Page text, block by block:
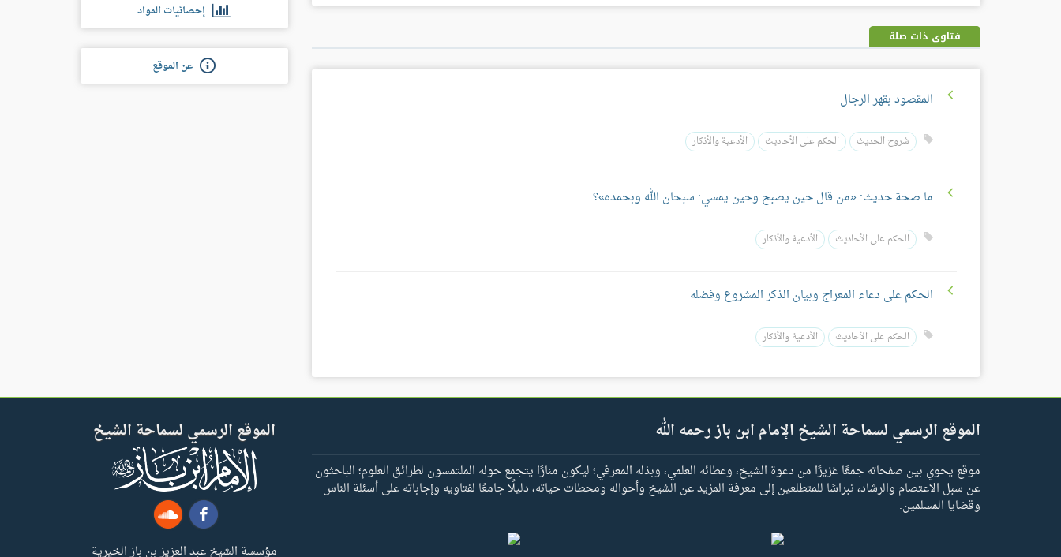
بلس
فتاوى ذات صلة
المقصود بقهر الرجال
شروح الحديث الحكم على الأحاديث الأدعية والأذكار
ما صحة حديث: «من قال حين يصبح وحين يمسي: سبحان الله وبحمده»؟
الحكم على الأحاديث الأدعية والأذكار
الحكم على دعاء المعراج وبيان الذكر المشروع وفضله
الحكم على الأحاديث الأدعية والأذكار
إحصائيات المواد
عن الموقع
الموقع الرسمي لسماحة الشيخ الإمام ابن باز رحمه الله
موقع يحوي بين صفحاته جمعًا غزيرًا من دعوة الشيخ، وعطائه العلمي، وبذله المعرفي؛ ليكون منارًا يتجمع حوله الملتمسون لطرائق العلوم؛ الباحثون
عن سبل الاعتصام والرشاد، نبراسًا للمتطلعين إلى معرفة المزيد عن الشيخ وأحواله ومحطات حياته، دليلًا جامعًا لفتاويه وإجاباته على أسئلة الناس
وقضايا المسلمين.
الموقع الرسمي لسماحة الشيخ
مؤسسة الشيخ عبد العزيز بن باز الخيرية